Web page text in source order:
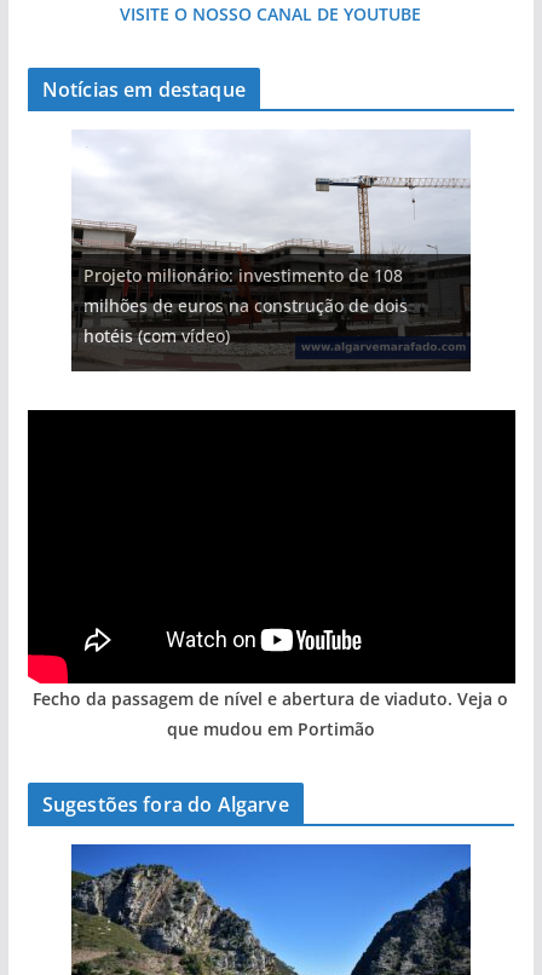
VISITE O NOSSO CANAL DE YOUTUBE
Notícias em destaque
Projeto milionário: investimento de 108
milhões de euros na construção de dois
hotéis (com vídeo)
Fecho da passagem de nível e abertura de viaduto. Veja o
que mudou em Portimão
Sugestões fora do Algarve